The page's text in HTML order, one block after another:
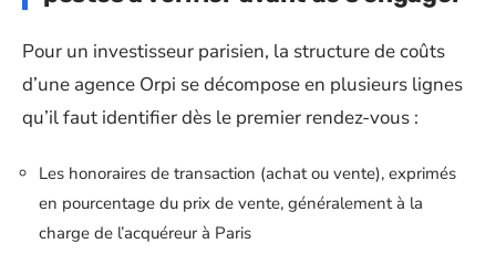
Pour un investisseur parisien, la structure de coûts
d’une agence Orpi se décompose en plusieurs lignes
qu’il faut identifier dès le premier rendez-vous :
Les honoraires de transaction (achat ou vente), exprimés
en pourcentage du prix de vente, généralement à la
charge de l’acquéreur à Paris